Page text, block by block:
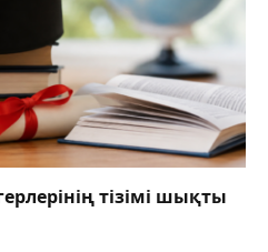
тізімі шықты